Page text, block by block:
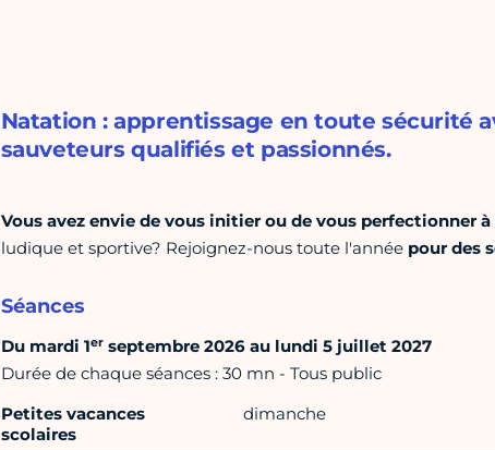
Natation : apprentissage en toute sécurité
sauveteurs qualifiés et passionnés.
Vous avez envie de vous initier ou de vous perfectionner
ludique et sportive? Rejoignez-nous toute l'annéepour des
Séances
Du mardi 1erseptembre 2026 au lundi 5 juillet 2027
Durée de chaque séances : 30 mn - Tous public
Petites vacances
scolaires
dimanche